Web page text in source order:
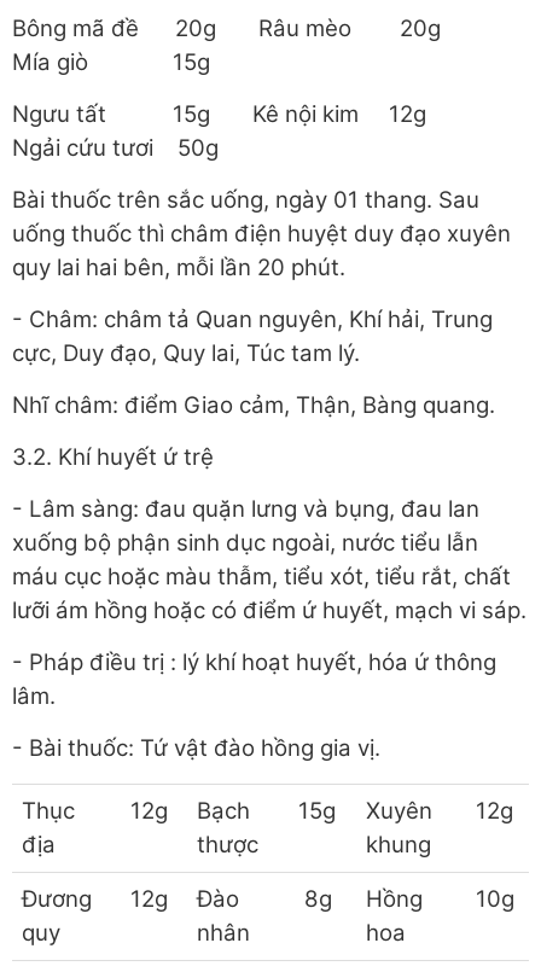
Bông mã đề 20g Râu mèo 20g
Mía giò 15g
Ngưu tất 15g Kê nội kim 12g
Ngải cứu tươi 50g
Bài thuốc trên sắc uống, ngày 01 thang. Sau
uống thuốc thì châm điện huyệt duy đạo xuyên
quy lai hai bên, mỗi lần 20 phút.
- Châm: châm tả Quan nguyên, Khí hải, Trung
cực, Duy đạo, Quy lai, Túc tam lý.
Nhĩ châm: điểm Giao cảm, Thận, Bàng quang.
3.2. Khí huyết ứ trệ
- Lâm sàng: đau quặn lưng và bụng, đau lan
xuống bộ phận sinh dục ngoài, nước tiểu lẫn
máu cục hoặc màu thẫm, tiểu xót, tiểu rắt, chất
lưỡi ám hồng hoặc có điểm ứ huyết, mạch vi sáp.
- Pháp điều trị : lý khí hoạt huyết, hóa ứ thông
lâm.
- Bài thuốc: Tứ vật đào hồng gia vị.
Thục
địa
12g
Bạch
thược
15g
Xuyên
khung
12g
Đương
quy
12g
Đào
nhân
8g
Hồng
hoa
10g